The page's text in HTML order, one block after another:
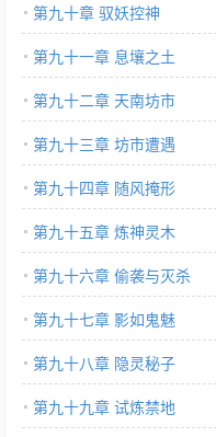
第九十章 驭妖控神
第九十一章 息壤之土
第九十二章 天南坊市
第九十三章 坊市遭遇
第九十四章 随风掩形
第九十五章 炼神灵木
第九十六章 偷袭与灭杀
第九十七章 影如鬼魅
第九十八章 隐灵秘子
第九十九章 试炼禁地